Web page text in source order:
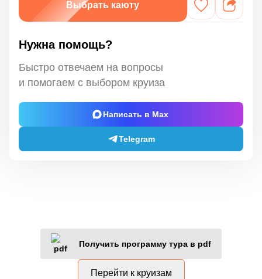
Выбрать каюту
Нужна помощь?
Быстро отвечаем на вопросы
и помогаем с выбором круиза
Написать в Max
Telegram
Получить программу тура в pdf
Перейти к круизам